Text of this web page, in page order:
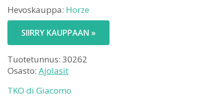
Hevoskauppa: Horze
SIIRRY KAUPPAAN »
Tuotetunnus: 30262
Osasto: Ajolasit
TKO di Giacomo